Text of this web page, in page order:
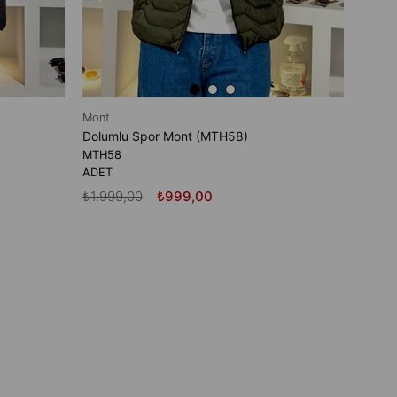
Mont
Dolumlu Spor Mont (MTH58)
MTH58
ADET
₺999,00
₺1.999,00